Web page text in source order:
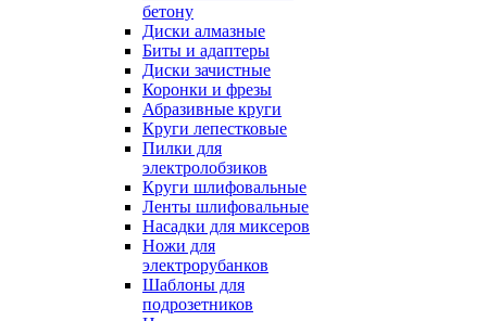
бетону
Диски алмазные
Биты и адаптеры
Диски зачистные
Коронки и фрезы
Абразивные круги
Круги лепестковые
Пилки для
электролобзиков
Круги шлифовальные
Ленты шлифовальные
Насадки для миксеров
Ножи для
электрорубанков
Шаблоны для
подрозетников